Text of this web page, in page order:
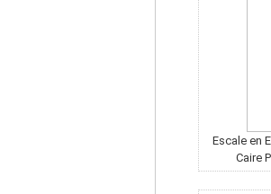
Escale en
Caire